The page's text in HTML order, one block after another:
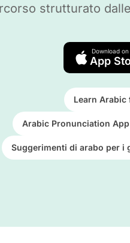
strutturato
Download
App
Learn Arabic
Arabic Pronunciation
Suggerimenti di arabo per i